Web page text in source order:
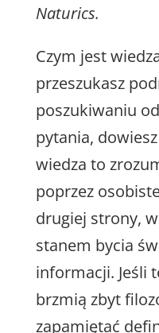
Naturics.
Czym jest
przeszukasz
poszukiwaniu
pytania,
wiedza to
poprzez
drugiej strony,
stanem bycia
informacji. Jeśli
brzmią zbyt
zapamiętać